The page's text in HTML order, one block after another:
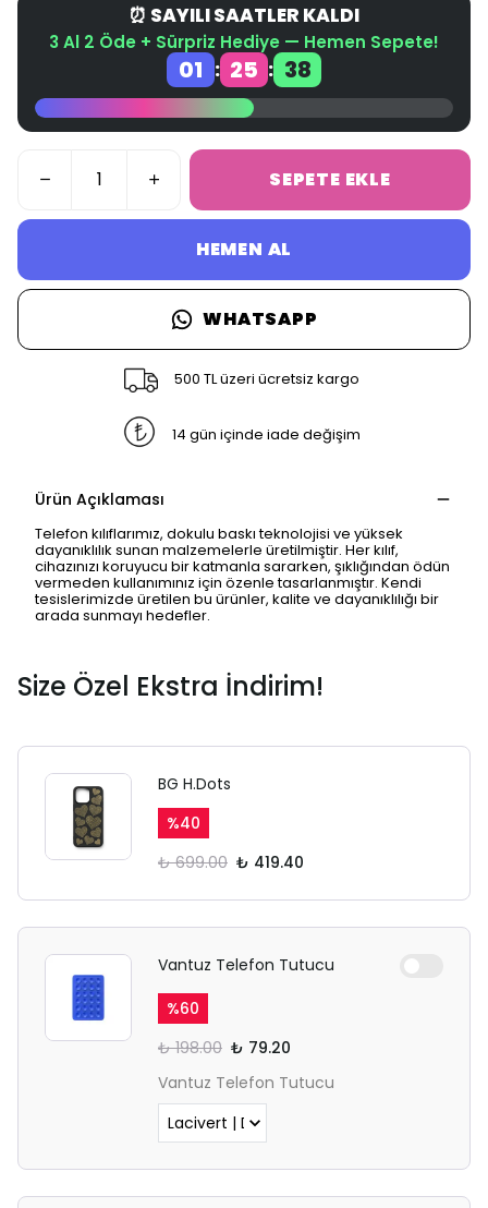
⏰ SAYILI SAATLER KALDI
3 Al 2 Öde + Sürpriz Hediye — Hemen Sepete!
01 : 25 : 38
SEPETE EKLE
HEMEN AL
WHATSAPP
500 TL üzeri ücretsiz kargo
14 gün içinde iade değişim
Ürün Açıklaması
Telefon kılıflarımız, dokulu baskı teknolojisi ve yüksek
dayanıklılık sunan malzemelerle üretilmiştir. Her kılıf,
cihazınızı koruyucu bir katmanla sararken, şıklığından ödün
vermeden kullanımınız için özenle tasarlanmıştır. Kendi
tesislerimizde üretilen bu ürünler, kalite ve dayanıklılığı bir
arada sunmayı hedefler.
Size Özel Ekstra İndirim!
BG H.Dots
%40
₺ 699.00 ₺ 419.40
Vantuz Telefon Tutucu
%60
₺ 198.00 ₺ 79.20
Vantuz Telefon Tutucu
SAFARİ GİZLİ SEKME
Ödeme ekranı gizli sekmede
sekmesinden giriş yapın.